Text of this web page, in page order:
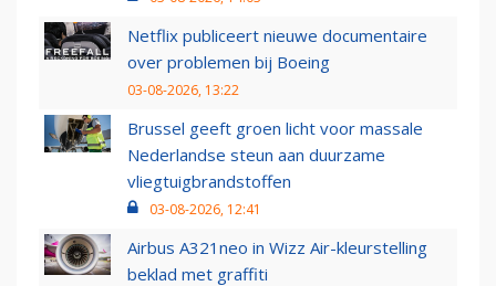
Netflix publiceert nieuwe documentaire
over problemen bij Boeing
03-08-2026, 13:22
Brussel geeft groen licht voor massale
Nederlandse steun aan duurzame
vliegtuigbrandstoffen
03-08-2026, 12:41
Airbus A321neo in Wizz Air-kleurstelling
beklad met graffiti